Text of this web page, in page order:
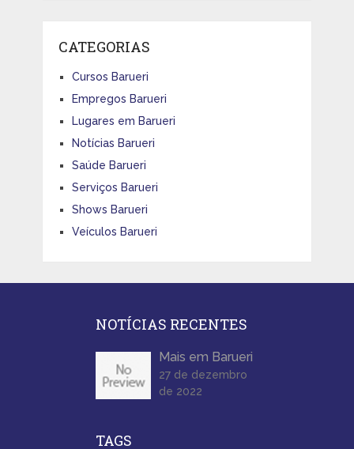
CATEGORIAS
Cursos Barueri
Empregos Barueri
Lugares em Barueri
Notícias Barueri
Saúde Barueri
Serviços Barueri
Shows Barueri
Veículos Barueri
NOTÍCIAS RECENTES
Mais em Barueri
27 de dezembro
de 2022
TAGS